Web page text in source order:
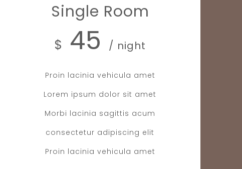
Single Room
$ 45 / night
Proin lacinia vehicula amet
Lorem ipsum dolor sit amet
Morbi lacinia sagittis acum
consectetur adipiscing elit
Proin lacinia vehicula amet